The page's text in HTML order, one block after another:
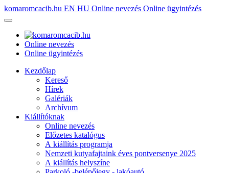
komaromcacib.hu EN HU Online nevezés Online ügyintézés
Online nevezés
Online ügyintézés
Kezdőlap
Kereső
Hírek
Galériák
Archívum
Kiállítóknak
Online nevezés
Előzetes katalógus
A kiállítás programja
Nemzeti kutyafajtaink éves pontversenye 2025
A kiállítás helyszíne